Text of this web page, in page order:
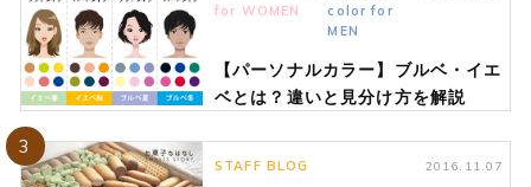
for WOMEN
color for
MEN
【パーソナルカラー】ブルベ・イエ
ベとは？違いと見分け方を解説
3
STAFF BLOG 2016.11.07